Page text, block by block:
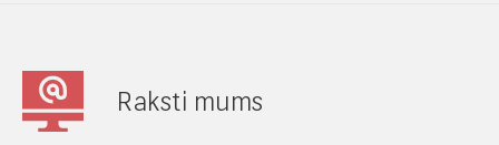
Raksti mums